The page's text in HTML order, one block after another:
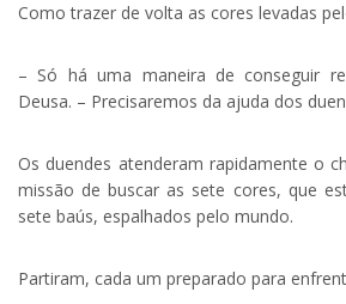
Como trazer de volta as cores levadas
– Só há uma maneira de conseguir
Deusa. – Precisaremos da ajuda dos
Os duendes atenderam rapidamente o
missão de buscar as sete cores, que
sete baús, espalhados pelo mundo.
Partiram, cada um preparado para